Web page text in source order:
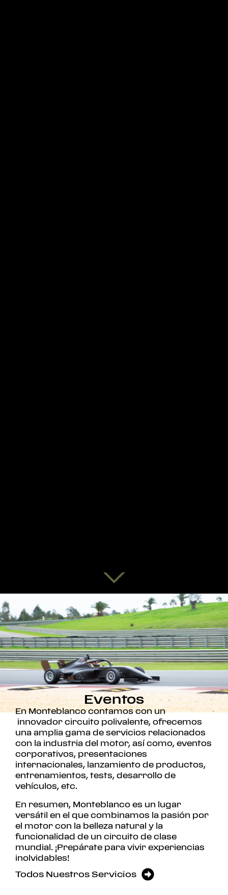
Eventos
En Monteblanco contamos con un
innovador circuito polivalente, ofrecemos
una amplia gama de servicios relacionados
con la industria del motor, así como, eventos
corporativos, presentaciones
internacionales, lanzamiento de productos,
entrenamientos, tests, desarrollo de
vehículos, etc.
En resumen, Monteblanco es un lugar
versátil en el que combinamos la pasión por
el motor con la belleza natural y la
funcionalidad de un circuito de clase
mundial. ¡Prepárate para vivir experiencias
inolvidables!
Todos Nuestros Servicios